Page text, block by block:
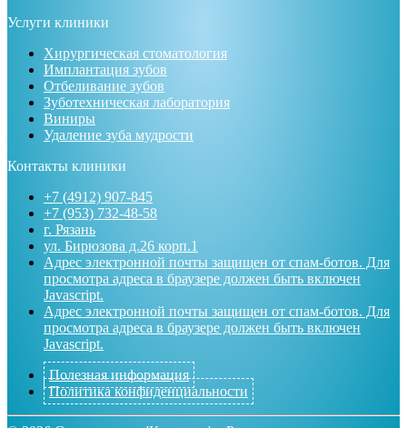
Услуги клиники
Хирургическая стоматология
Имплантация зубов
Отбеливание зубов
Зуботехническая лаборатория
Виниры
Удаление зуба мудрости
Контакты клиники
+7 (4912) 907-845
+7 (953) 732-48-58
г. Рязань
ул. Бирюзова д.26 корп.1
Адрес электронной почты защищен от спам-ботов. Для
просмотра адреса в браузере должен быть включен
Javascript.
Адрес электронной почты защищен от спам-ботов. Для
просмотра адреса в браузере должен быть включен
Javascript.
Полезная информация
Политика конфиденциальности